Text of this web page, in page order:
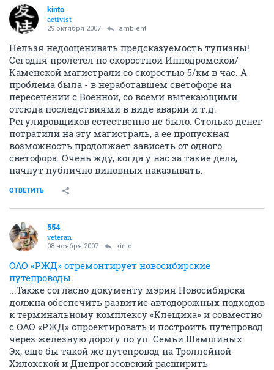
kinto
activist
29 октября 2007 ambient
Нельзя недооценивать предсказуемость тупизны!
Сегодня пролетел по скоростной Ипподромской/
Каменской магистрали со скоростью 5/км в час. А
проблема была - в неработавшем светофоре на
пересечении с Военной, со всеми вытекающими
отсюда последствиями в виде аварий и т.д.
Регулировщиков естественно не было. Столько денег
потратили на эту магистраль, а ее пропускная
возможность продолжает зависеть от одного
светофора. Очень жду, когда у нас за такие дела,
начнут публично виновных наказывать.
ОТВЕТИТЬ
554
veteran
08 ноября 2007 kinto
ОАО «РЖД» отремонтирует новосибирские
путепроводы
...Также согласно документу мэрия Новосибирска
должна обеспечить развитие автодорожных подходов
к терминальному комплексу «Клещиха» и совместно
с ОАО «РЖД» спроектировать и построить путепровод
через железную дорогу по ул. Семьи Шамшиных.
Эх, еще бы такой же путепровод на Троллейной-
Хилокской и Днепрогэсовский расширить